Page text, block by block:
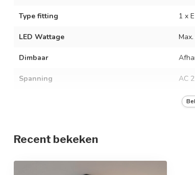
Type fitting 1 x
LED Wattage
Dimbaar
Spanning AC
50/
Materiaal
Afmetingen
Recent bekeken